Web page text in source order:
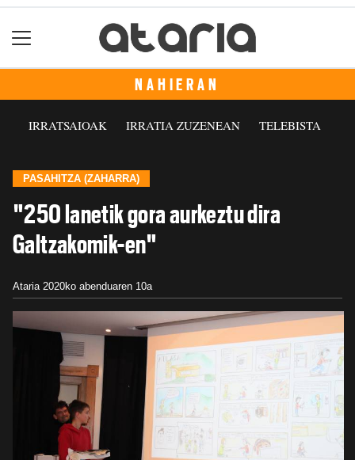
NAHIERAN
IRRATSAIOAK IRRATIA ZUZENEAN TELEBISTA
PASAHITZA (ZAHARRA)
"250 lanetik gora aurkeztu dira
Galtzakomik-en"
Ataria 2020ko abenduaren 10a